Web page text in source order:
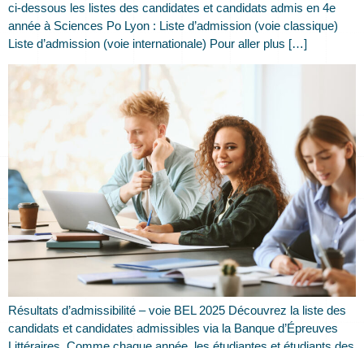
ci-dessous les listes des candidates et candidats admis en 4e
année à Sciences Po Lyon : Liste d’admission (voie classique)
Liste d’admission (voie internationale) Pour aller plus […]
Résultats d’admissibilité – voie BEL 2025 Découvrez la liste des
candidats et candidates admissibles via la Banque d’Épreuves